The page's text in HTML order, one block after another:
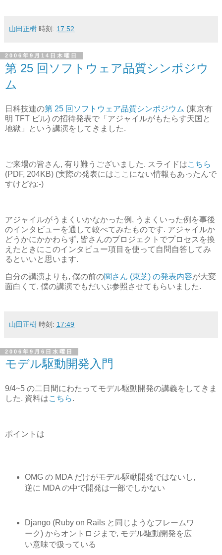
山田正樹 時刻: 17:52
2006年9月14日木曜日
第 25 回ソフトウェア品質シンポジウ
ム
日科技連の第 25 回ソフトウェア品質シンポジウム (東京有
明 TFT ビル) の招待発表で「アジャイルがもたらす天国と
地獄」という講演をしてきました.
ご来場の皆さん, 有り難うございました. スライドはこちら
(PDF, 204KB) (実際の発表にはここにない情報もあったんで
すけどね:-)
アジャイルがうまくいかなかった例, うまくいった例を事後
のインタビューを通して較べてみたものです. アジャイルか
どうかにかかわらず, 皆さんのプロジェクトでプロセスを換
えたときにこのインタビュー項目を使って自問自答してみ
るといいと思います.
自分の講演よりも, 僕の前の関さん (東芝) の発表内容が大変
面白くて, 僕の講演でもだいぶ参照させてもらいました.
山田正樹 時刻: 17:49
2006年9月6日水曜日
モデル駆動開発入門
9/4~5 の二日間にわたってモデル駆動開発の講義をしてきま
した. 資料はこちら.
ポイントは
OMG の MDA だけがモデル駆動開発ではないし,
逆に MDA の中で開発は一部でしかない
Django (Ruby on Rails と同じようなフレームワ
ーク) からオントロジまで, モデル駆動開発を広
い意味で扱っている